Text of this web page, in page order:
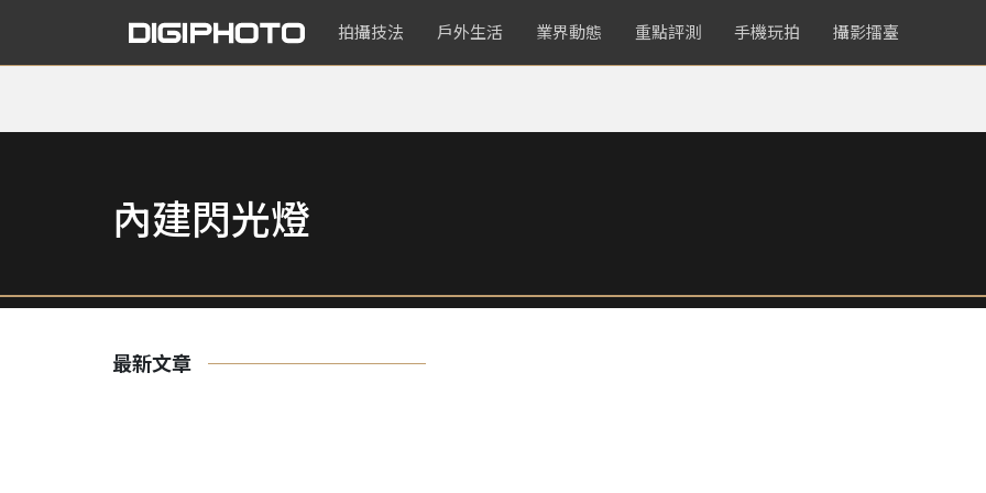
拍攝技法 戶外生活 業界動態 重點評測 手機玩拍 攝影擂臺
內建閃光燈
最新文章